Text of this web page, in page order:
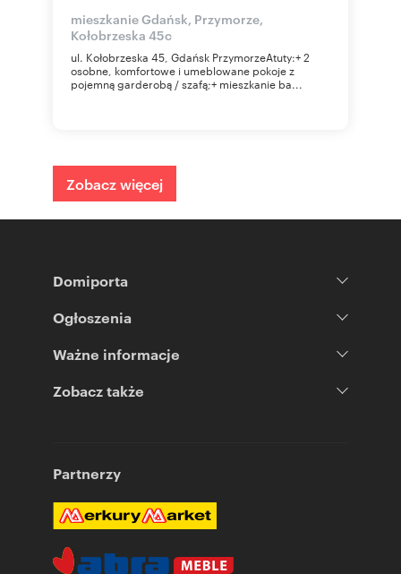
mieszkanie Gdańsk, Przymorze,
Kołobrzeska 45c
ul. Kołobrzeska 45, Gdańsk PrzymorzeAtuty:+ 2
osobne, komfortowe i umeblowane pokoje z
pojemną garderobą / szafą;+ mieszkanie ba...
Zobacz więcej
Domiporta
Ogłoszenia
Ważne informacje
Zobacz także
Partnerzy